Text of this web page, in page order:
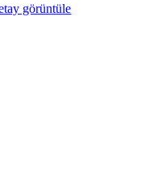
görüntüle